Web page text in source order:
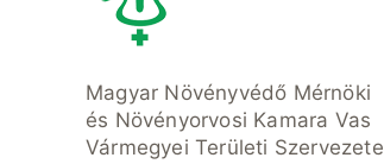
Magyar Növényvédő Mérnöki
és Növényorvosi Kamara Vas
Vármegyei Területi Szervezete